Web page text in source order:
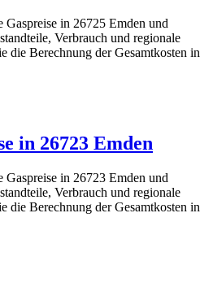
in 26725 Emden und
Verbrauch und regionale
die Berechnung der Gesamtkosten in
in 26723 Emden
in 26723 Emden und
Verbrauch und regionale
die Berechnung der Gesamtkosten in